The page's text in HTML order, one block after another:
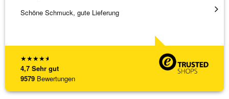
★★★★★
4,7 Sehr gut
9579 Bewertungen
Schöne Schmuck, gute Lieferung